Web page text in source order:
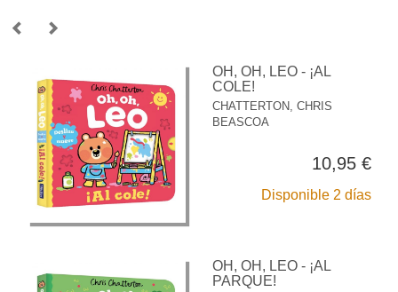
OH, OH, LEO - ¡AL
COLE!
CHATTERTON, CHRIS
BEASCOA
10,95 €
Disponible 2 días
OH, OH, LEO - ¡AL
PARQUE!